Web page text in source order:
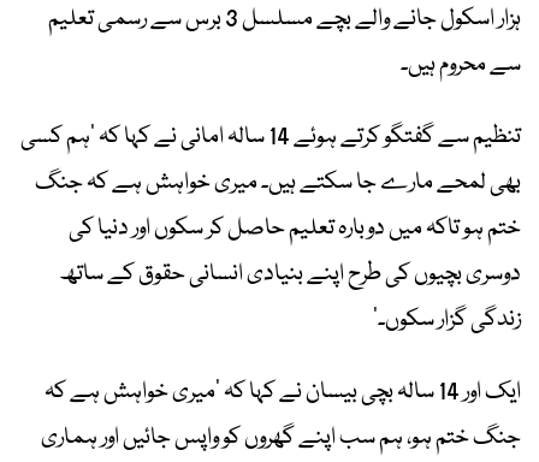
ہزار اسکول جانے والے بچے مسلسل 3 برس سے رسمی تعلیم
سے محروم ہیں۔
تنظیم سے گفتگو کرتے ہوئے 14 سالہ امانی نے کہا کہ ’ہم کسی
بھی لمحے مارے جا سکتے ہیں۔ میری خواہش ہے کہ جنگ
ختم ہو تاکہ میں دوبارہ تعلیم حاصل کر سکوں اور دنیا کی
دوسری بچیوں کی طرح اپنے بنیادی انسانی حقوق کے ساتھ
زندگی گزار سکوں۔‘
ایک اور 14 سالہ بچی بیسان نے کہا کہ ’میری خواہش ہے کہ
جنگ ختم ہو، ہم سب اپنے گھروں کو واپس جائیں اور ہماری